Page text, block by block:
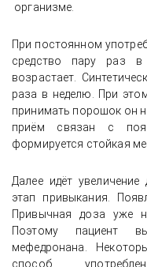
организме.
При постоянном
средство пару раз в
возрастает.
раза в неделю. При
принимать порошок он
приём связан с
формируется стойкая
Далее идёт
этап привыкания.
Привычная доза уже
Поэтому пациент
мефедронана.
способ